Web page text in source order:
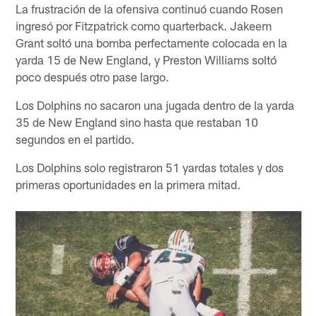
La frustración de la ofensiva continuó cuando Rosen
ingresó por Fitzpatrick como quarterback. Jakeem
Grant soltó una bomba perfectamente colocada en la
yarda 15 de New England, y Preston Williams soltó
poco después otro pase largo.
Los Dolphins no sacaron una jugada dentro de la yarda
35 de New England sino hasta que restaban 10
segundos en el partido.
Los Dolphins solo registraron 51 yardas totales y dos
primeras oportunidades en la primera mitad.